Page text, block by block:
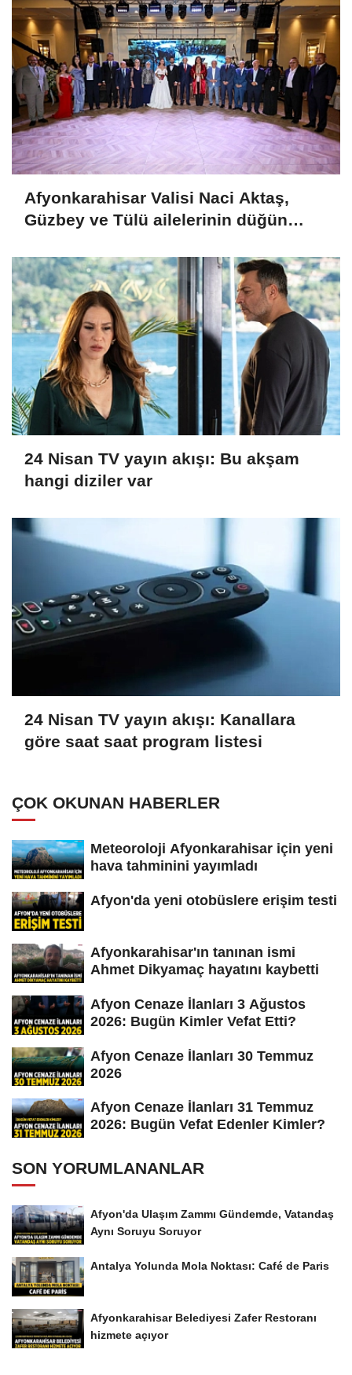
Afyonkarahisar Valisi Naci Aktaş,
Güzbey ve Tülü ailelerinin düğün
24 Nisan TV yayın akışı: Bu akşam
hangi diziler var
24 Nisan TV yayın akışı: Kanallara
göre saat saat program listesi
ÇOK OKUNAN HABERLER
Meteoroloji Afyonkarahisar için yeni
hava tahminini yayımladı
Afyon'da yeni otobüslere erişim testi
Afyonkarahisar'ın tanınan ismi
Ahmet Dikyamaç hayatını kaybetti
Afyon Cenaze İlanları 3 Ağustos
2026: Bugün Kimler Vefat Etti?
Afyon Cenaze İlanları 30 Temmuz
2026
Afyon Cenaze İlanları 31 Temmuz
2026: Bugün Vefat Edenler Kimler?
SON YORUMLANANLAR
Afyon'da Ulaşım Zammı Gündemde, Vatandaş
Aynı Soruyu Soruyor
Antalya Yolunda Mola Noktası: Café de Paris
Afyonkarahisar Belediyesi Zafer Restoranı
hizmete açıyor